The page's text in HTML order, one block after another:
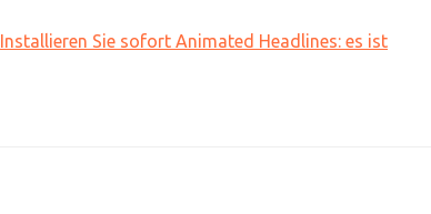
Installieren Sie sofort Animated Headlines: es ist